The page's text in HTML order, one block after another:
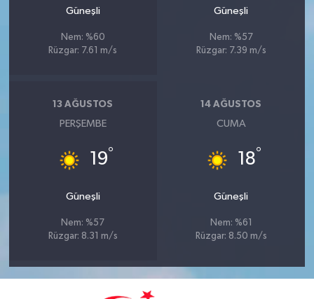
Güneşli
Nem: %60
Rüzgar: 7.61 m/s
Güneşli
Nem: %57
Rüzgar: 7.39 m/s
13 AĞUSTOS
PERŞEMBE
19°
Güneşli
Nem: %57
Rüzgar: 8.31 m/s
14 AĞUSTOS
CUMA
18°
Güneşli
Nem: %61
Rüzgar: 8.50 m/s